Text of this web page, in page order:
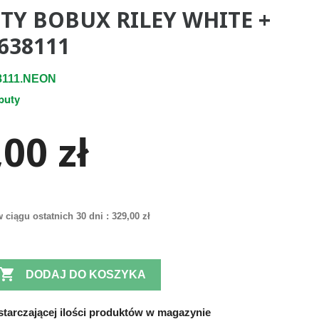
BOBUX RILEY WHITE +
zł
ciągu ostatnich 30 dni : 329,00 zł
DODAJ DO KOSZYKA
ilości produktów w magazynie